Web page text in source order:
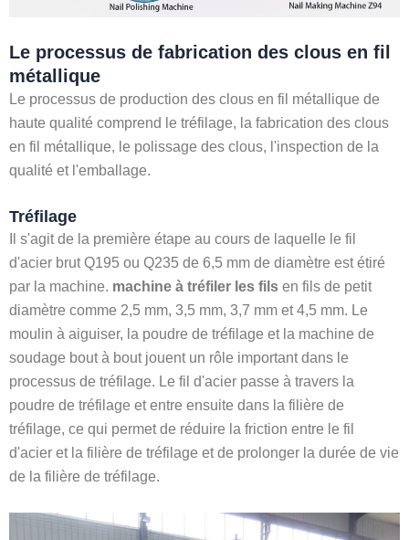
Le processus de fabrication des clous en fil
métallique
Le processus de production des clous en fil métallique de
haute qualité comprend le tréfilage, la fabrication des clous
en fil métallique, le polissage des clous, l'inspection de la
qualité et l'emballage.
Tréfilage
Il s'agit de la première étape au cours de laquelle le fil
d'acier brut Q195 ou Q235 de 6,5 mm de diamètre est étiré
par la machine. machine à tréfiler les fils en fils de petit
diamètre comme 2,5 mm, 3,5 mm, 3,7 mm et 4,5 mm. Le
moulin à aiguiser, la poudre de tréfilage et la machine de
soudage bout à bout jouent un rôle important dans le
processus de tréfilage. Le fil d'acier passe à travers la
poudre de tréfilage et entre ensuite dans la filière de
tréfilage, ce qui permet de réduire la friction entre le fil
d'acier et la filière de tréfilage et de prolonger la durée de vie
de la filière de tréfilage.